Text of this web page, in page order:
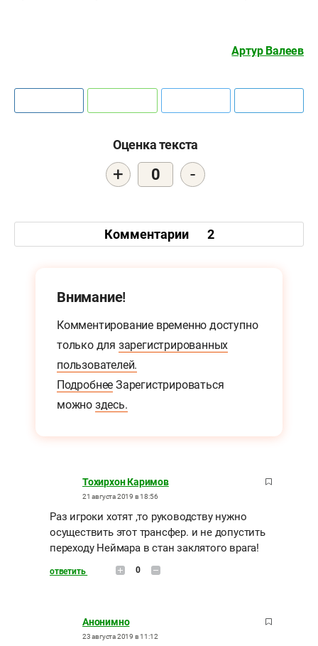
Артур Валеев
Оценка текста
+ 0 -
Комментарии 2
Внимание!
Комментирование временно доступно
только для зарегистрированных
пользователей.
Подробнее Зарегистрироваться
можно здесь.
Тохирхон Каримов
21 августа 2019 в 18:56
Раз игроки хотят ,то руководству нужно
осуществить этот трансфер. и не допустить
переходу Неймара в стан заклятого врага!
ответить 0
Анонимно
23 августа 2019 в 11:12